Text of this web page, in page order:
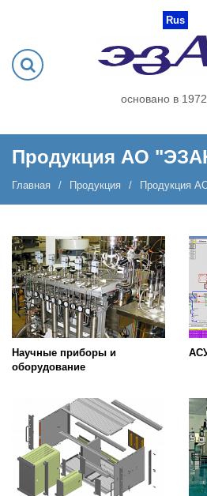
Rus
основано в
Продукция АО
Главная Продукция Продукция
Научные приборы и
оборудование